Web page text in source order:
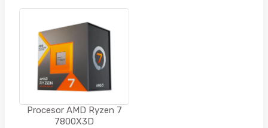
Procesor AMD Ryzen 7
7800X3D